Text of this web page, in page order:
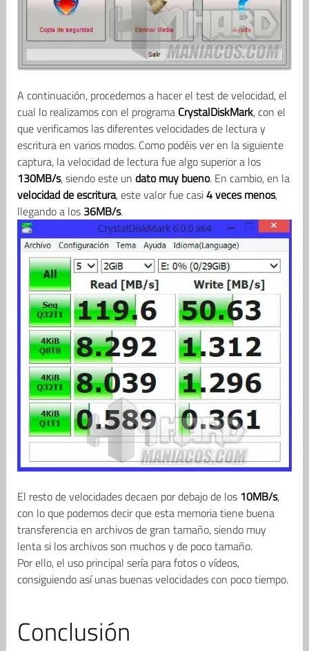
A continuación, procedemos a hacer el test de velocidad, el
cual lo realizamos con el programa CrystalDiskMark, con el
que verificamos las diferentes velocidades de lectura y
escritura en varios modos. Como podéis ver en la siguiente
captura, la velocidad de lectura fue algo superior a los
130MB/s, siendo este un dato muy bueno. En cambio, en la
velocidad de escritura, este valor fue casi4 veces menos,
llegando a los 36MB/s.
El resto de velocidades decaen por debajo de los 10MB/s,
con lo que podemos decir que esta memoria tiene buena
transferencia en archivos de gran tamaño, siendo muy
lenta si los archivos son muchos y de poco tamaño.
Por ello, el uso principal sería para fotos o vídeos,
consiguiendo así unas buenas velocidades con poco tiempo.
Conclusión